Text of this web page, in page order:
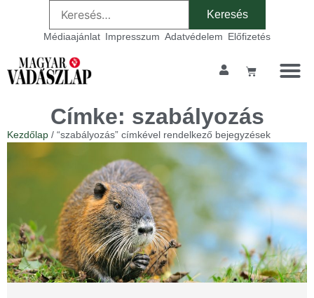
Médiaajánlat Impresszum Adatvédelem Előfizetés
Címke: szabályozás
Kezdőlap / “szabályozás” címkével rendelkező bejegyzések